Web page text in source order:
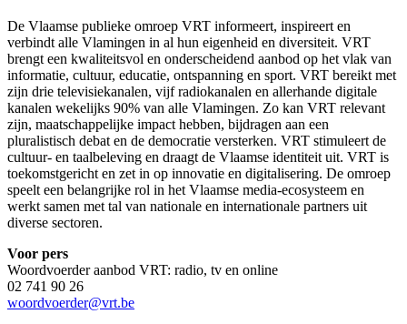
De Vlaamse publieke omroep VRT informeert, inspireert en
verbindt alle Vlamingen in al hun eigenheid en diversiteit. VRT
brengt een kwaliteitsvol en onderscheidend aanbod op het vlak van
informatie, cultuur, educatie, ontspanning en sport. VRT bereikt met
zijn drie televisiekanalen, vijf radiokanalen en allerhande digitale
kanalen wekelijks 90% van alle Vlamingen. Zo kan VRT relevant
zijn, maatschappelijke impact hebben, bijdragen aan een
pluralistisch debat en de democratie versterken. VRT stimuleert de
cultuur- en taalbeleving en draagt de Vlaamse identiteit uit. VRT is
toekomstgericht en zet in op innovatie en digitalisering. De omroep
speelt een belangrijke rol in het Vlaamse media-ecosysteem en
werkt samen met tal van nationale en internationale partners uit
diverse sectoren.
Voor pers
Woordvoerder aanbod VRT: radio, tv en online
02 741 90 26
woordvoerder@vrt.be